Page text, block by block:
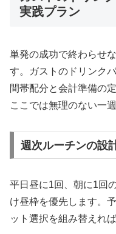
実践プラン
単発の成功で終わらせ
す。ガストのドリンク
間帯配分と会計準備の
ここでは無理のない一
週次ルーチンの設
平日昼に1回、朝に1回
け昼枠を優先します。
ット選択を組み替えれ